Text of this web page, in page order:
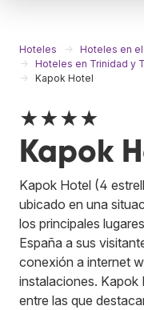
Hoteles
Hoteles en
Hoteles en Trinidad y
Kapok Hotel
★★★★
Kapok
Kapok Hotel (4
ubicado en una
los principales
España a sus
conexión a internet
instalaciones. Kapok
entre las que